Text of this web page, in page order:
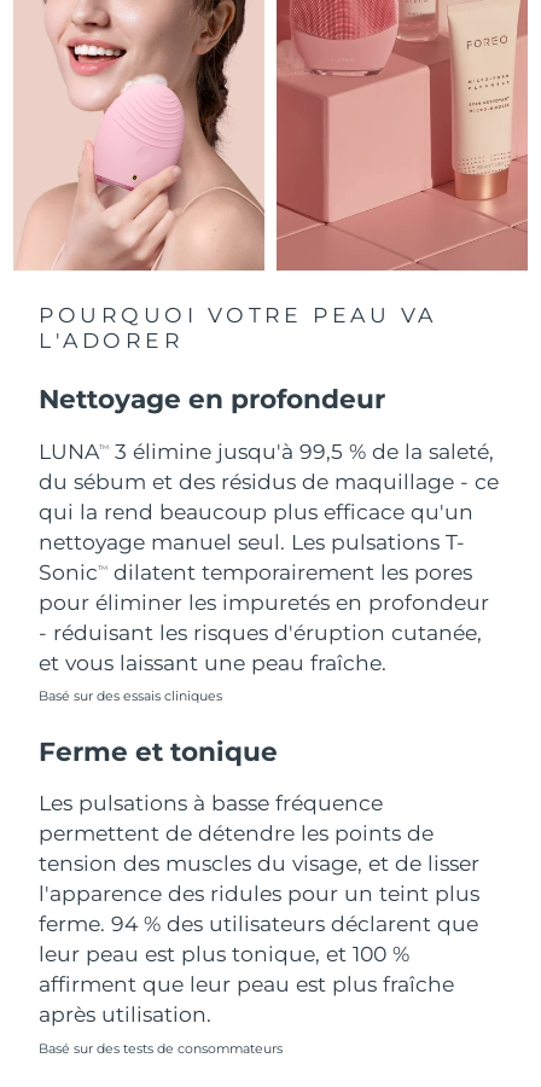
POURQUOI VOTRE PEAU VA
L'ADORER
Nettoyage en profondeur
LUNATM
3 élimine jusqu'à 99,5 % de la saleté,
du sébum et des résidus de maquillage - ce
qui la rend beaucoup plus efficace qu'un
nettoyage manuel seul. Les pulsations T-
SonicTM
dilatent temporairement les pores
pour éliminer les impuretés en profondeur
- réduisant les risques d'éruption cutanée,
et vous laissant une peau fraîche.
Basé sur des essais cliniques
Ferme et tonique
Les pulsations à basse fréquence
permettent de détendre les points de
tension des muscles du visage, et de lisser
l'apparence des ridules pour un teint plus
ferme. 94 % des utilisateurs déclarent que
leur peau est plus tonique, et 100 %
affirment que leur peau est plus fraîche
après utilisation.
Basé sur des tests de consommateurs
Singapour Livraison estimée8/11/26
Slovaquie Livraison estimée 8/9/26
Afrique du Sud Livraison estimée8/17/26
Corée du Sud Livraison estimée8/11/26
Espagne
Suisse
Taïwan Livraison estimée 8/14/26
Thaïlande Livraison estimée
Turquie Livraison estimée 8/10/26
Émirats arabes unis Livraison estimée 8/10/26
Royaume-Uni
États-Unis
Ouzbékistan Livraison estimée
Viêt Nam Livraison estimée8/15/26